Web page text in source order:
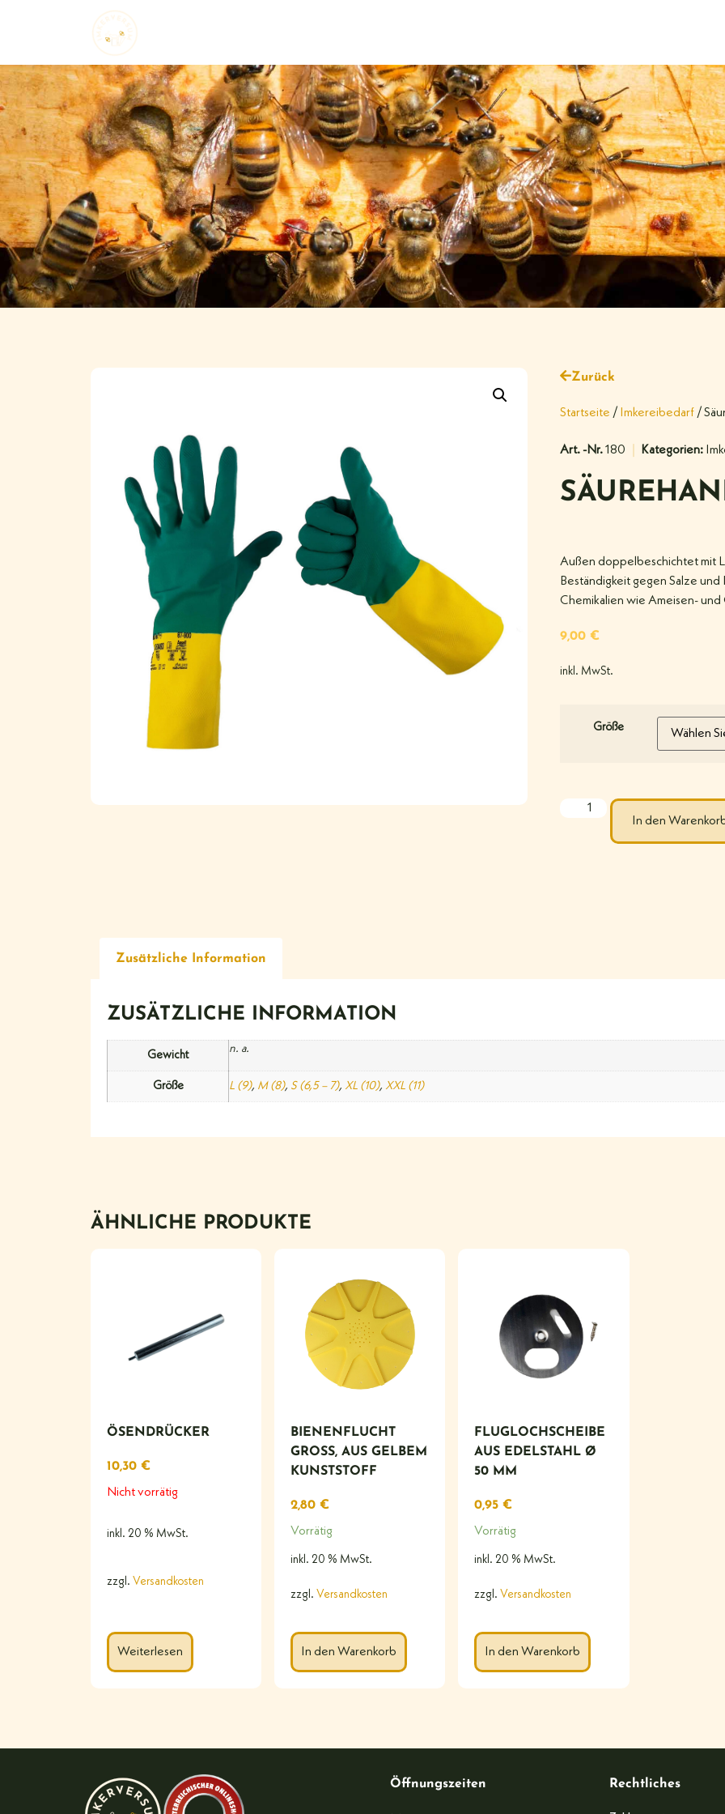
Zurück
Startseite / Imkereibedarf /
Art. -Nr.180 Kategorien:
Außen doppelbeschichtet mit
Beständigkeit gegen Salze
Chemikalien wie Ameisen- und
9,00 €
inkl. MwSt.
Größe
In den
Zusätzliche Information
ZUSÄTZLICHE INFORMATION
Gewicht
n. a.
Größe L (9), M (8), S (6,5 – 7), XL (10), XXL (11)
ÄHNLICHE PRODUKTE
ÖSENDRÜCKER
10,30 €
Nicht vorrätig
inkl. 20 % MwSt.
zzgl. Versandkosten
Weiterlesen
BIENENFLUCHT
GROSS, AUS GELBEM K
UNSTSTOFF
2,80€
Vorrätig
inkl. 20 % MwSt.
zzgl. Versandkosten
In den Warenkorb
FLUGLOCHSCHEIBE
AUS EDELSTAHL Ø
50 MM
0,95€
Vorrätig
inkl. 20 % MwSt.
zzgl. Versandkosten
In den Warenkorb
Öffnungszeiten Rechtliches